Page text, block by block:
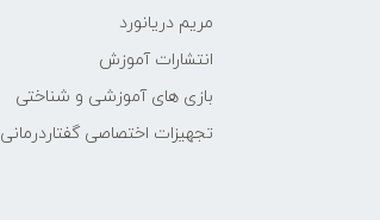
مریم دریانورد
انتشارات آموزش
بازی های آموزشی و شناختی
تجهیزات اختصاصی گفتاردرمانی